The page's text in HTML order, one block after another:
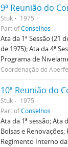
9ª Reunião do
Stuk
1975
Part ofConselhos
Ata da 1ª Sessão (21
de 1975); Ata da 4ª
Programa de
Coordenação de
10ª Reunião do
Stuk
1975
Part ofConselhos
Ata da 1ª sessão; Ata
Bolsas e
Regimento Interno da